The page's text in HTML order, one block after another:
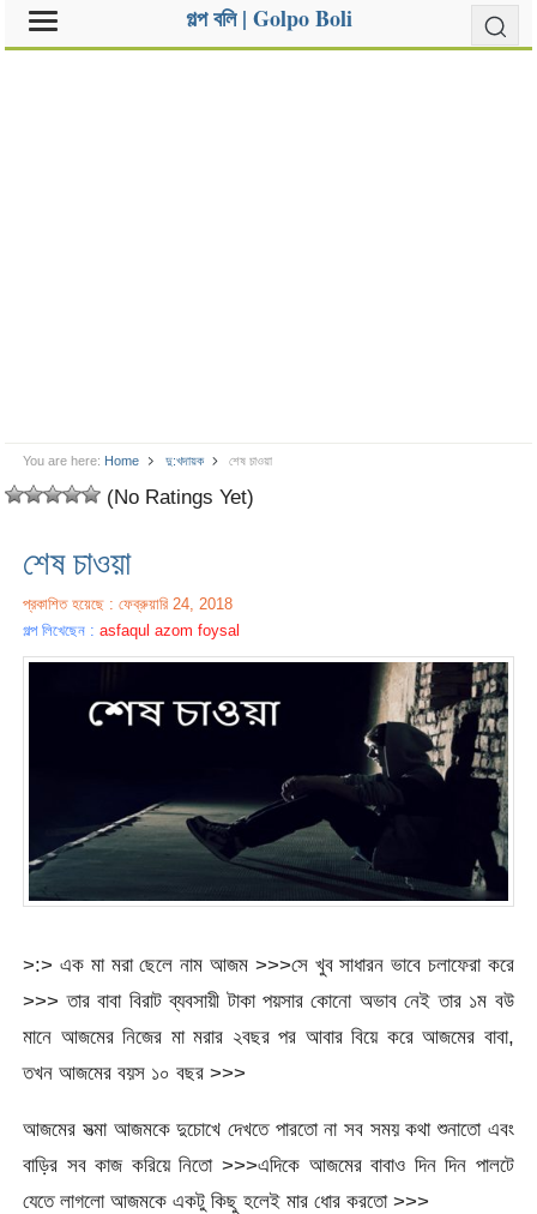
গল্প বলি | Golpo Boli
You are here: Home দু:খদায়ক শেষ চাওয়া
(No Ratings Yet)
শেষ চাওয়া
প্রকাশিত হয়েছে : ফেব্রুয়ারি 24, 2018
গল্প লিখেছেন :asfaqul azom foysal
>:> এক মা মরা ছেলে নাম আজম >>>সে খুব সাধারন ভাবে চলাফেরা করে
>>> তার বাবা বিরাট ব্যবসায়ী টাকা পয়সার কোনো অভাব নেই তার ১ম বউ
মানে আজমের নিজের মা মরার ২বছর পর আবার বিয়ে করে আজমের বাবা,
তখন আজমের বয়স ১০ বছর >>>
আজমের সত্‍মা আজমকে দুচোখে দেখতে পারতো না সব সময় কথা শুনাতো এবং
বাড়ির সব কাজ করিয়ে নিতো >>>এদিকে আজমের বাবাও দিন দিন পালটে
যেতে লাগলো আজমকে একটু কিছু হলেই মার ধোর করতো >>>